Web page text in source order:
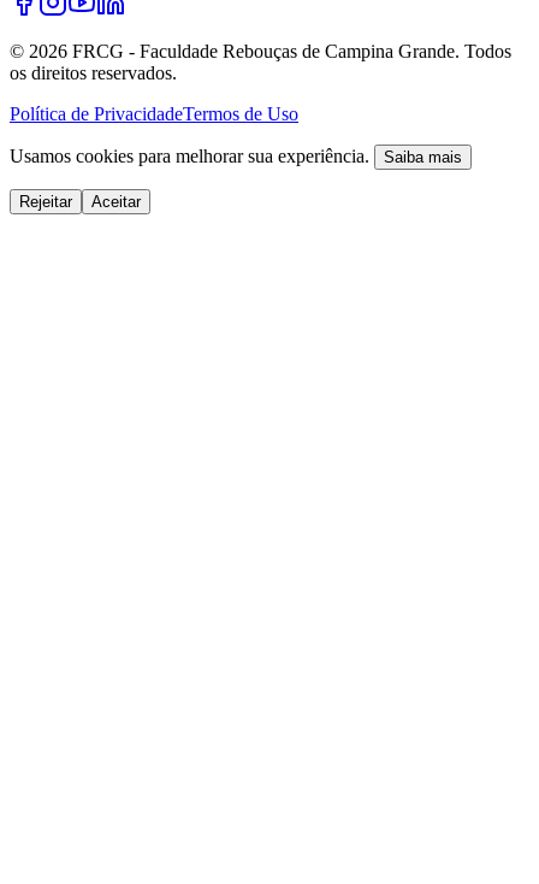
© 2026 FRCG - Faculdade Rebouças de Campina Grande. Todos
os direitos reservados.
Política de PrivacidadeTermos de Uso
Usamos cookies para melhorar sua experiência. Saiba mais
Rejeitar Aceitar